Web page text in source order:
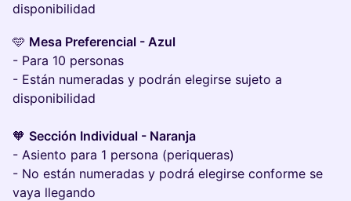
disponibilidad
🩵 Mesa Preferencial - Azul
- Para 10 personas
- Están numeradas y podrán elegirse sujeto a
disponibilidad
🧡 Sección Individual - Naranja
- Asiento para 1 persona (periqueras)
- No están numeradas y podrá elegirse conforme se
vaya llegando